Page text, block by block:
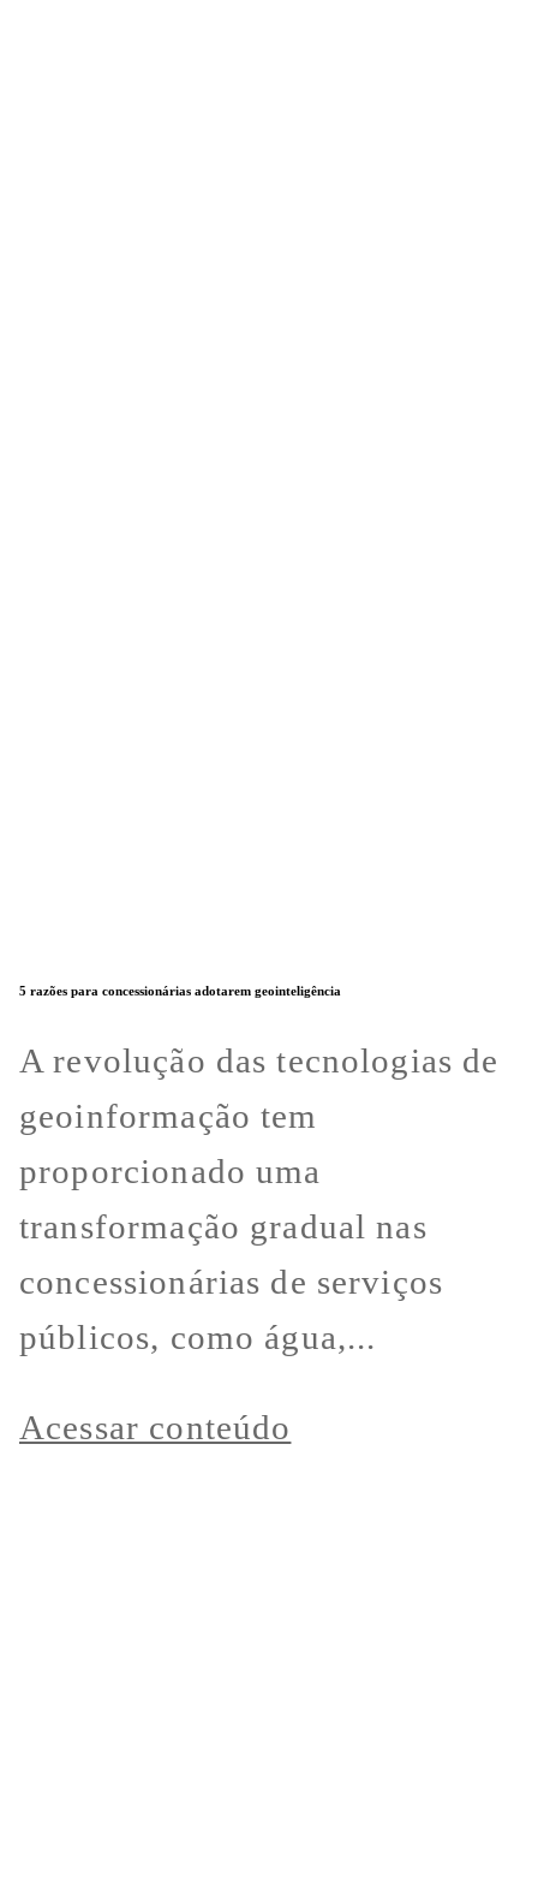
5 razões para concessionárias adotarem geointeligência
A revolução das tecnologias de
geoinformação tem
proporcionado uma
transformação gradual nas
concessionárias de serviços
públicos, como água,...
Acessar conteúdo